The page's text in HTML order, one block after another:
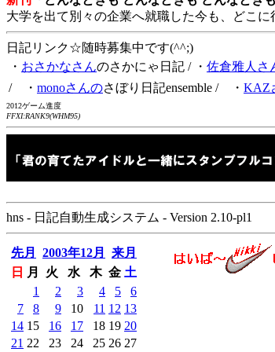
大学を出て別々の企業へ就職した今も、どこ
日記リンク☆随時募集中です(^^;)
・ おさかなさんのさかにゃ日記 / ・ 佐倉雅人さ
/ ・ monoさんのさぼり日記ensemble / ・ KAZ
2012ゲーム進度
FFXI:RANK9(WHM95)
hns - 日記自動生成システム - Version 2.10-pl1
先月 2003年12月
来月
日
月 火 水 木 金 土
1
2 3 4 5
6
7
8 9 10 11 12 13
14 15 16 17 18 19 20
21 22 23 24 25 26 27